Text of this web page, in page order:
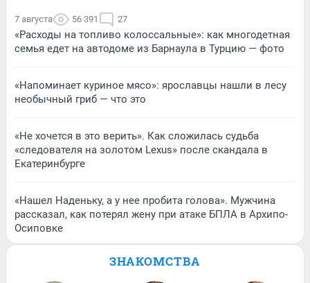
7 августа 56 391 27
«Расходы на топливо колоссальные»: как многодетная
семья едет на автодоме из Барнаула в Турцию — фото
«Напоминает куриное мясо»: ярославцы нашли в лесу
необычный гриб — что это
«Не хочется в это верить». Как сложилась судьба
«следователя на золотом Lexus» после скандала в
Екатеринбурге
«Нашел Наденьку, а у нее пробита голова». Мужчина
рассказал, как потерял жену при атаке БПЛА в Архипо-
Осиповке
ЗНАКОМСТВА